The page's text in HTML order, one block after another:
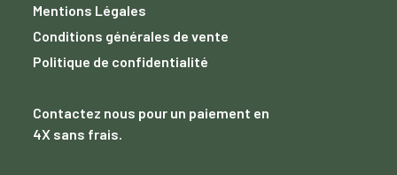
Mentions Légales
Conditions générales de vente
Politique de confidentialité
Contactez nous pour un paiement en
4X sans frais.